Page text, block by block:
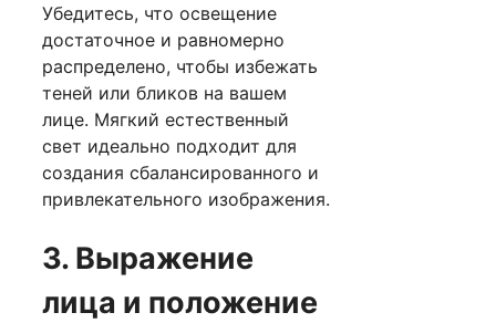
Убедитесь, что освещение
достаточное и равномерно
распределено, чтобы избежать
теней или бликов на вашем
лице. Мягкий естественный
свет идеально подходит для
создания сбалансированного и
привлекательного изображения.
3. Выражение
лица и положение